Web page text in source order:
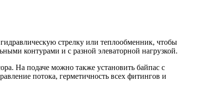
стрелку или теплообменник, чтобы
контурами и с разной элеваторной нагрузкой.
На подаче можно также установить байпас с
потока, герметичность всех фитингов и